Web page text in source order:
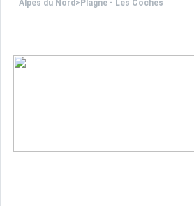
Alpes du Nord > Plagne - Les Coches